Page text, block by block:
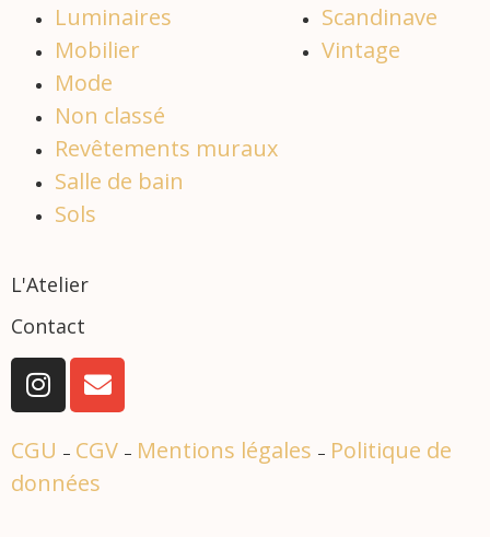
Luminaires
Mobilier
Mode
Non classé
Revêtements muraux
Salle de bain
Sols
Scandinave
Vintage
L'Atelier
Contact
CGU – CGV – Mentions légales – Politique de
données